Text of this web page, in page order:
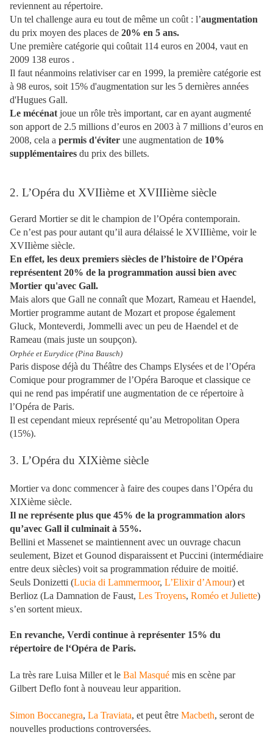
reviennent au répertoire.
Un tel challenge aura eu tout de même un coût : l’augmentation
du prix moyen des places de 20% en 5 ans.
Une première catégorie qui coûtait 114 euros en 2004, vaut en
2009 138 euros .
Il faut néanmoins relativiser car en 1999, la première catégorie est
à 98 euros, soit 15% d'augmentation sur les 5 dernières années
d'Hugues Gall.
Le mécénat joue un rôle très important, car en ayant augmenté
son apport de 2.5 millions d’euros en 2003 à 7 millions d’euros en
2008, cela a permis d'éviter une augmentation de 10%
supplémentaires du prix des billets.
2. L’Opéra du XVIIième et XVIIIième siècle
Gerard Mortier se dit le champion de l’Opéra contemporain.
Ce n’est pas pour autant qu’il aura délaissé le XVIIIième, voir le
XVIIième siècle.
En effet, les deux premiers siècles de l’histoire de l’Opéra
représentent 20% de la programmation aussi bien avec
Mortier qu'avec Gall.
Mais alors que Gall ne connaît que Mozart, Rameau et Haendel,
Mortier programme autant de Mozart et propose également
Gluck, Monteverdi, Jommelli avec un peu de Haendel et de
Rameau (mais juste un soupçon).
Orphée et Eurydice (Pina Bausch)
Paris dispose déjà du Théâtre des Champs Elysées et de l’Opéra
Comique pour programmer de l’Opéra Baroque et classique ce
qui ne rend pas impératif une augmentation de ce répertoire à
l’Opéra de Paris.
Il est cependant mieux représenté qu’au Metropolitan Opera
(15%).
3. L’Opéra du XIXième siècle
Mortier va donc commencer à faire des coupes dans l’Opéra du
XIXième siècle.
Il ne représente plus que 45% de la programmation alors
qu’avec Gall il culminait à 55%.
Bellini et Massenet se maintiennent avec un ouvrage chacun
seulement, Bizet et Gounod disparaissent et Puccini (intermédiaire
entre deux siècles) voit sa programmation réduire de moitié.
Seuls Donizetti (Lucia di Lammermoor, L’Elixir d’Amour) et
Berlioz (La Damnation de Faust, Les Troyens, Roméo et Juliette)
s’en sortent mieux.
En revanche, Verdi continue à représenter 15% du
répertoire de l‘Opéra de Paris.
La très rare Luisa Miller et le Bal Masqué mis en scène par
Gilbert Deflo font à nouveau leur apparition.
Simon Boccanegra, La Traviata, et peut être Macbeth, seront de
nouvelles productions controversées.